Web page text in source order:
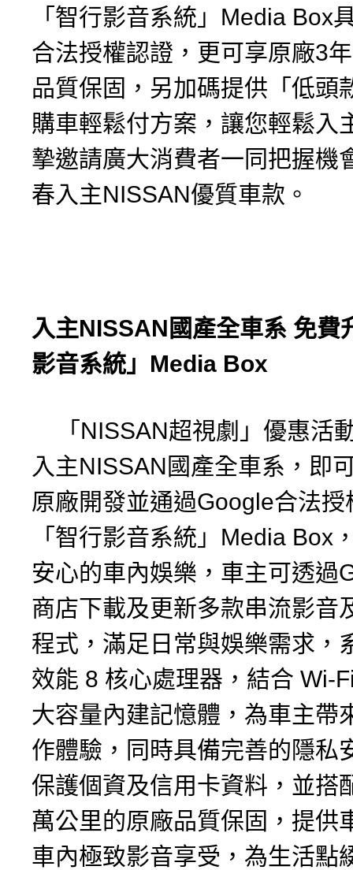
「智行影音系統」Media Box
合法授權認證，更可享原廠3
品質保固，另加碼提供「低頭
購車輕鬆付方案，讓您輕鬆入
摯邀請廣大消費者一同把握機
春入主NISSAN優質車款。
入主NISSAN 國產全車系 免費
影音系統」 Media Box
「NISSAN超視劇」優惠活
入主NISSAN國產全車系，即
原廠開發並通過Google合法授
「智行影音系統」Media Box
安心的車內娛樂，車主可透過
商店下載及更新多款串流影音
程式，滿足日常與娛樂需求，
效能 8 核心處理器，結合 Wi-
大容量內建記憶體，為車主帶
作體驗，同時具備完善的隱私
保護個資及信用卡資料，並搭
萬公里的原廠品質保固，提供
車內極致影音享受，為生活點